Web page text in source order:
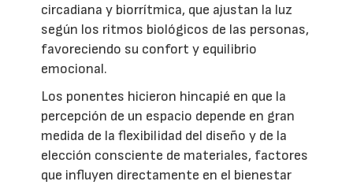
circadiana y biorrítmica, que ajustan la luz
según los ritmos biológicos de las personas,
favoreciendo su confort y equilibrio
emocional.
Los ponentes hicieron hincapié en que la
percepción de un espacio depende en gran
medida de la flexibilidad del diseño y de la
elección consciente de materiales, factores
que influyen directamente en el bienestar